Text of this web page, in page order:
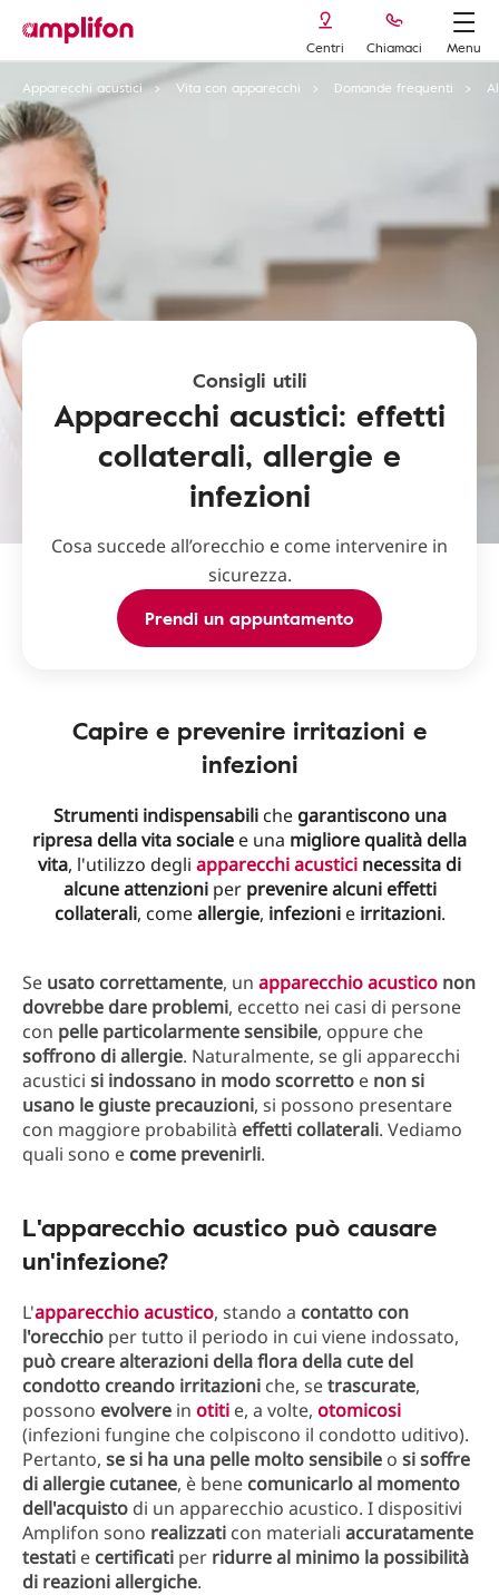
Centri Chiamaci
Menu
Apparecchi acustici
Vita con apparecchi Domande frequenti
Consigli utili
Apparecchi acustici: effetti
collaterali, allergie e
infezioni
Cosa succede all’orecchio e come intervenire in
sicurezza.
Prendi un appuntamento
Capire e prevenire irritazioni e
infezioni
Strumenti indispensabilichegarantiscono una
ripresa della vita sociale e una migliore qualità della
vita, l'utilizzo degli apparecchi acustici necessita di
alcune attenzioniper prevenire alcuni effetti
collaterali, comeallergie, infezionie irritazioni.
Se usato correttamente, un apparecchio acustico non
dovrebbe dare problemi, eccetto nei casi di persone
con pelle particolarmente sensibile, oppure che
soffrono di allergie. Naturalmente, se gli apparecchi
acustici si indossano in modo scorretto e non si
usano le giuste precauzioni, si possono presentare
con maggiore probabilità effetti collaterali. Vediamo
quali sono e come prevenirli.
L'apparecchio acustico può causare
un'infezione?
L'apparecchio acustico, stando a contatto con
l'orecchio per tutto il periodo in cui viene indossato,
può creare alterazioni della flora della cute del
condotto creando irritazioni che, setrascurate,
possono evolvere in otiti e, a volte, otomicosi
(infezioni fungine che colpiscono il condotto uditivo).
Pertanto, se si ha una pelle molto sensibile o si soffre
di allergie cutanee, è bene comunicarlo al momento
dell'acquisto di un apparecchio acustico. I dispositivi
Amplifon sono realizzati con materiali accuratamente
testati e certificati per ridurre al minimo la possibilità
di reazioni allergiche.